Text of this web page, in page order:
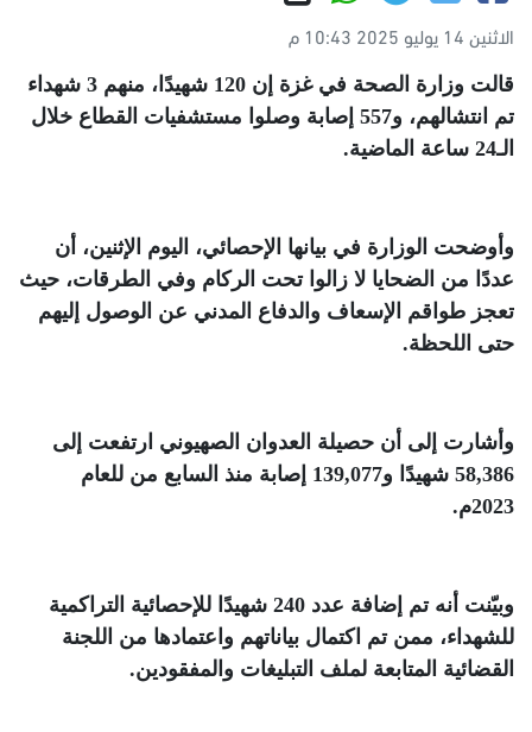
الاثنين 14 يوليو 2025 10:43 م
قالت وزارة الصحة في غزة إن 120 شهيدًا، منهم 3 شهداء
تم انتشالهم، و557 إصابة وصلوا مستشفيات القطاع خلال
الـ24 ساعة الماضية
.
وأوضحت الوزارة في بيانها الإحصائي، اليوم الإثنين، أن
عددًا من الضحايا لا زالوا تحت الركام وفي الطرقات، حيث
تعجز طواقم الإسعاف والدفاع المدني عن الوصول إليهم
حتى اللحظة.
وأشارت إلى أن حصيلة العدوان الصهيوني ارتفعت إلى
58,386 شهيدًا و139,077 إصابة منذ السابع من للعام
2023م .
وبيّنت أنه تم إضافة عدد 240 شهيدًا للإحصائية التراكمية
للشهداء، ممن تم اكتمال بياناتهم واعتمادها من اللجنة
القضائية المتابعة لملف التبليغات والمفقودين.